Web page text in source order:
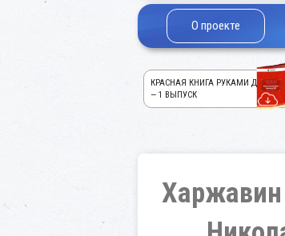
О проекте
КРАСНАЯ КНИГА РУКАМИ ДЕТЕЙ!
— 1 ВЫПУСК